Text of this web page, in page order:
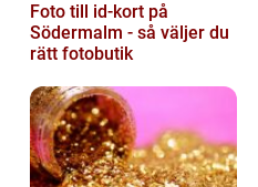
Foto till id-kort på
Södermalm - så väljer du
rätt fotobutik